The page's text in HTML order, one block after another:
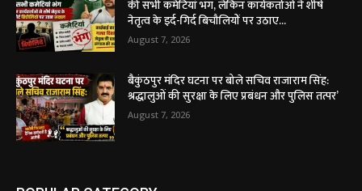
की सभी कमेटियां भंग, लेकिन कार्यकर्ताओं ने शीर्ष
नेतृत्व के इर्द-गिर्द बिचौलियों पर उठाए...
August 7, 2026
बैकुंठपुर मंदिर घटना पर बोले सचिव राजाराम सिंह:
श्रद्धालुओं की सुरक्षा के लिए प्रबंधन और पुलिस तत्पर’
August 7, 2026